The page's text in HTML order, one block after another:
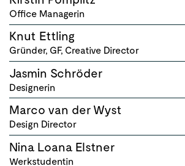
Office Managerin
Knut Ettling
Gründer, GF, Creative Director
Jasmin Schröder
Designerin
Marco van der Wyst
Design Director
Nina Loana Elstner
Werkstudentin